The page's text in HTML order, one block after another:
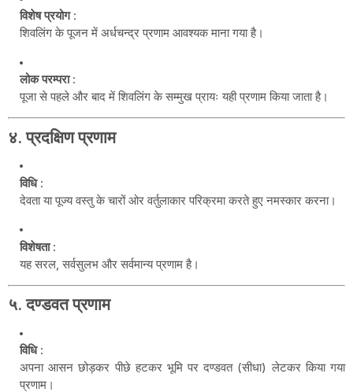
विशेष प्रयोग:
शिवलिंग के पूजन में अर्धचन्द्र प्रणाम आवश्यक माना गया है।
लोक परम्परा:
पूजा से पहले और बाद में शिवलिंग के सम्मुख प्रायः यही प्रणाम किया जाता है।
४.प्रदक्षिण प्रणाम
विधि:
देवता या पूज्य वस्तु के चारों ओर वर्तुलाकार परिक्रमा करते हुए नमस्कार करना।
विशेषता:
यह सरल, सर्वसुलभ और सर्वमान्य प्रणाम है।
५.दण्डवत प्रणाम
विधि:
अपना आसन छोड़कर पीछे हटकर भूमि पर दण्डवत (सीधा) लेटकर किया गया
प्रणाम।